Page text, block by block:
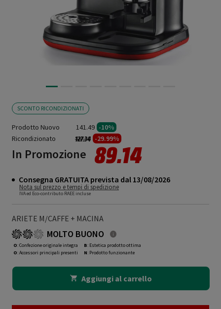
SCONTO RICONDIZIONATI
Prodotto Nuovo 141.49 -10%
Ricondizionato
Prezzo ridotto da
127.34a -29.99%
In Promozione 89.14
Consegna GRATUITA prevista dal 13/08/2026
Nota sul prezzo e tempi di spedizione
IVA ed Eco-contributo RAEE incluse
ARIETE M/CAFFE + MACINA
MOLTO BUONO
O: Confezione originale integra
O: Accessori principali presenti
B: Estetica prodotto ottima
N: Prodotto funzionante
Aggiungi al carrello